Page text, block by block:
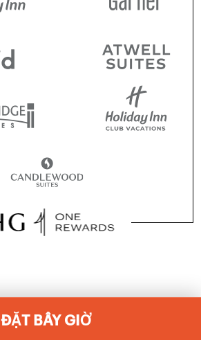
ĐẶT BÂY GIỜ